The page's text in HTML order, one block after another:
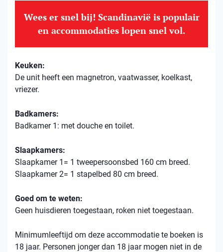
Wees er snel bij! Scandinavië is populair
en accommodaties lopen snel vol.
Keuken:
De unit heeft een magnetron, vaatwasser, koelkast,
vriezer.
Badkamers:
Badkamer 1: met douche en toilet.
Slaapkamers:
Slaapkamer 1= 1 tweepersoonsbed 160 cm breed.
Slaapkamer 2= 1 stapelbed 80 cm breed.
Goed om te weten:
Geen huisdieren toegestaan, roken niet toegestaan.
Minimumleeftijd om deze accommodatie te boeken is
18 jaar. Personen jonger dan 18 jaar mogen niet in de